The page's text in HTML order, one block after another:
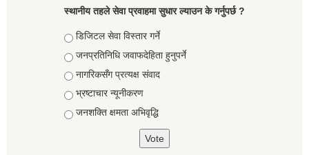
स्थानीय तहले सेवा प्रवाहमा सुधार ल्याउन के गर्नुपर्छ ?
Choices
डिजिटल सेवा विस्तार गर्ने
जनप्रतिनिधि जवाफदेहिता हुनुपर्ने
नागरिकसँग प्रत्यक्ष संवाद
भ्रष्टाचार न्यूनीकरण
जनशक्ति क्षमता अभिवृद्धि